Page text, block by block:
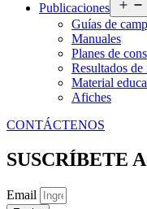
Publicaciones
Guías de
Manuales
Planes de
Resultados
Material
Afiches
CONTÁCTENOS
SUSCRÍBETE
Email